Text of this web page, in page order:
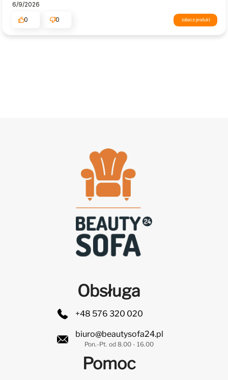
6/9/2026
0
0 zobacz produkt
Obsługa
+48 576 320 020
biuro@beautysofa24.pl
Pon.-Pt. od 8.00 - 16.00
Pomoc